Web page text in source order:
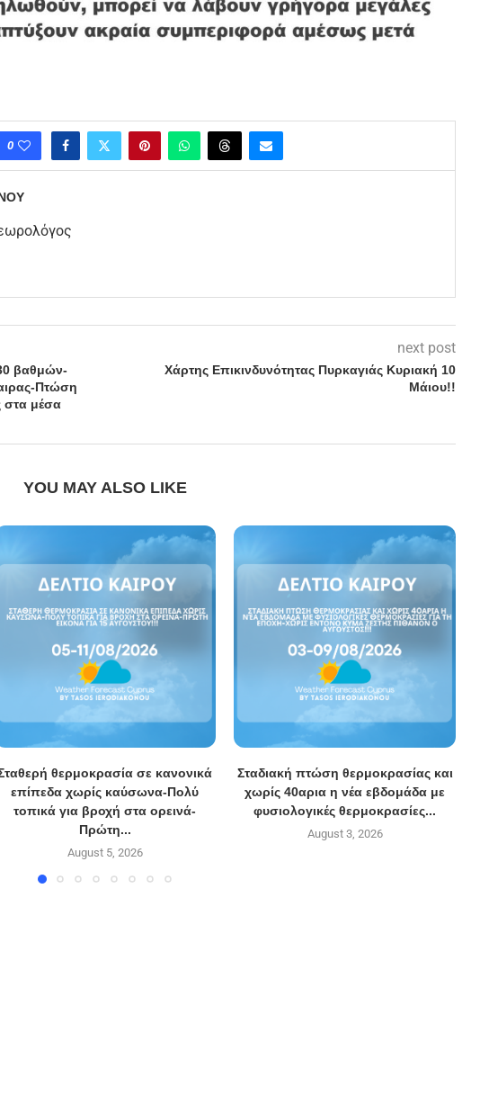
0
βαθμών-
Πτώση
στα μέσα
next post
Χάρτης Επικινδυνότητας Πυρκαγιάς Κυριακή 10
Μάιου!!
YOU MAY ALSO LIKE
θερμοκρασία σε κανονικά
επίπεδα χωρίς καύσωνα-Πολύ
τοπικά για βροχή στα ορεινά-
Πρώτη...
August 5, 2026
Σταδιακή πτώση θερμοκρασίας και
χωρίς 40αρια η νέα εβδομάδα με
φυσιολογικές θερμοκρασίες...
August 3, 2026